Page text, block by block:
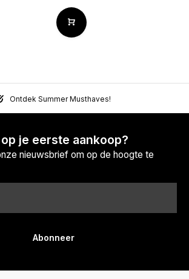
Ontdek Summer Musthaves!
je eerste aankoop?
nieuwsbrief om op de hoogte te
Abonneer